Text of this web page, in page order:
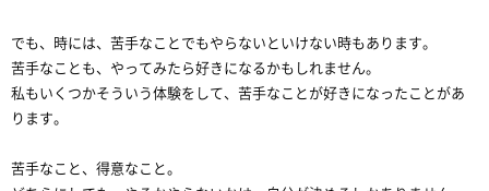
でも、時には、苦手なことでもやらないといけない時もあります。
苦手なことも、やってみたら好きになるかもしれません。
私もいくつかそういう体験をして、苦手なことが好きになったことがあ
ります。
苦手なこと、得意なこと。